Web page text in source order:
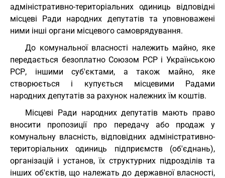
адміністративно-територіальних одиниць відповідні
місцеві Ради народних депутатів та уповноважені
ними інші органи місцевого самоврядування.
До комунальної власності належить майно, яке
передається безоплатно Союзом РСР і Українською
РСР, іншими суб'єктами, а також майно, яке
створюється і купується місцевими Радами
народних депутатів за рахунок належних їм коштів.
Місцеві Ради народних депутатів мають право
вносити пропозиції про передачу або продаж у
комунальну власність, відповідних адміністративно-
територіальних одиниць підприємств (об'єднань),
організацій і установ, їх структурних підрозділів та
інших об'єктів, що належать до державної власності,